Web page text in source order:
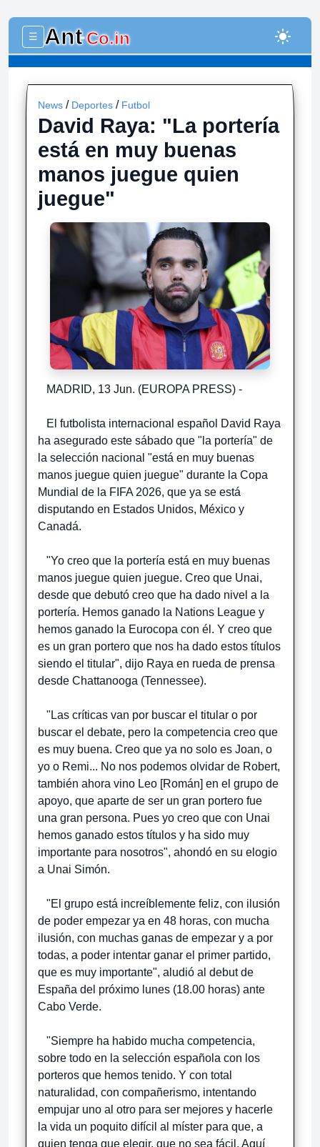
☰ Ant-Co.in light_mode
News / Deportes / Futbol
David Raya: "La portería
está en muy buenas
manos juegue quien
juegue"
MADRID, 13 Jun. (EUROPA PRESS) -
El futbolista internacional español David Raya
ha asegurado este sábado que "la portería" de
la selección nacional "está en muy buenas
manos juegue quien juegue" durante la Copa
Mundial de la FIFA 2026, que ya se está
disputando en Estados Unidos, México y
Canadá.
"Yo creo que la portería está en muy buenas
manos juegue quien juegue. Creo que Unai,
desde que debutó creo que ha dado nivel a la
portería. Hemos ganado la Nations League y
hemos ganado la Eurocopa con él. Y creo que
es un gran portero que nos ha dado estos títulos
siendo el titular", dijo Raya en rueda de prensa
desde Chattanooga (Tennessee).
"Las críticas van por buscar el titular o por
buscar el debate, pero la competencia creo que
es muy buena. Creo que ya no solo es Joan, o
yo o Remi... No nos podemos olvidar de Robert,
también ahora vino Leo [Román] en el grupo de
apoyo, que aparte de ser un gran portero fue
una gran persona. Pues yo creo que con Unai
hemos ganado estos títulos y ha sido muy
importante para nosotros", ahondó en su elogio
a Unai Simón.
"El grupo está increíblemente feliz, con ilusión
de poder empezar ya en 48 horas, con mucha
ilusión, con muchas ganas de empezar y a por
todas, a poder intentar ganar el primer partido,
que es muy importante", aludió al debut de
España del próximo lunes (18.00 horas) ante
Cabo Verde.
"Siempre ha habido mucha competencia,
sobre todo en la selección española con los
porteros que hemos tenido. Y con total
naturalidad, con compañerismo, intentando
empujar uno al otro para ser mejores y hacerle
la vida un poquito difícil al míster para que, a
quien tenga que elegir, que no sea fácil. Aquí